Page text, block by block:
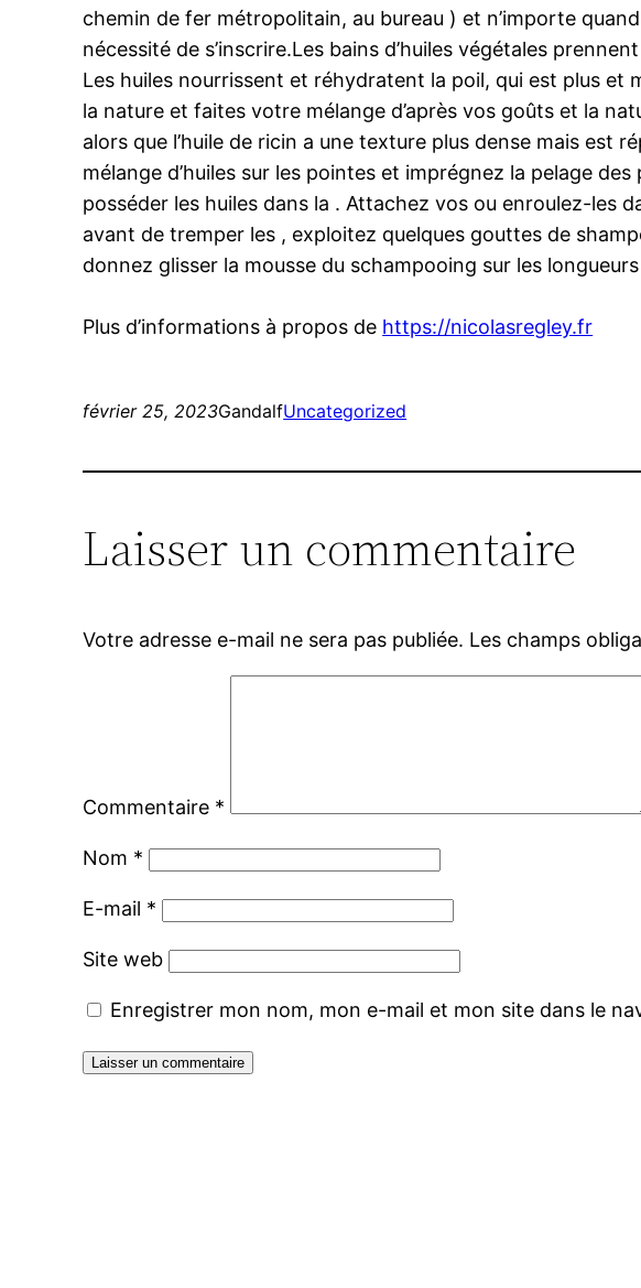
chemin de fer métropolitain, au bureau ) et n’importe
nécessité de s’inscrire.Les bains d’huiles végétales
Les huiles nourrissent et réhydratent la poil, qui est plus et
la nature et faites votre mélange d’après vos goûts et la
alors que l’huile de ricin a une texture plus dense mais est
mélange d’huiles sur les pointes et imprégnez la pelage
posséder les huiles dans la . Attachez vos ou enroulez-les
avant de tremper les , exploitez quelques gouttes de
donnez glisser la mousse du schampooing sur les
Plus d’informations à propos de https://nicolasregley.fr
février 25, 2023GandalfUncategorized
Laisser un commentaire
Votre adresse e-mail ne sera pas publiée. Les champs
Commentaire *
Nom *
E-mail *
Site web
Enregistrer mon nom, mon e-mail et mon site dans le